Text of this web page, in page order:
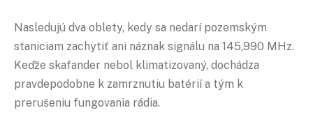
Nasledujú dva oblety, kedy sa nedarí pozemským
staniciam zachytiť ani náznak signálu na 145,990 MHz.
Keďže skafander nebol klimatizovaný, dochádza
pravdepodobne k zamrznutiu batérií a tým k
prerušeniu fungovania rádia.